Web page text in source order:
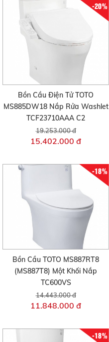
-20%
Bồn Cầu Điện Tử TOTO
MS885DW18 Nắp Rửa Washlet
TCF23710AAA C2
19.253.000 đ
15.402.000 đ
-18%
Bồn Cầu TOTO MS887RT8
(MS887T8) Một Khối Nắp
TC600VS
14.443.000 đ
11.848.000 đ
-18%